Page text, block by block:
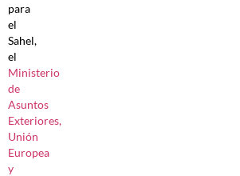
para
el
Sahel,
el
Ministerio
de
Asuntos
Exteriores,
Unión
Europea
y